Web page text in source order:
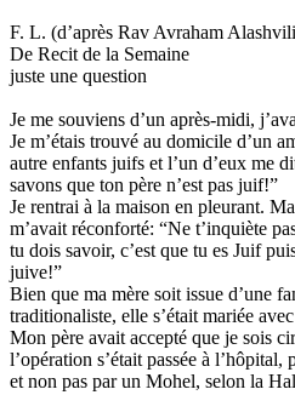
F. L. (d’après Rav Avraham
De Recit de la Semaine
juste une question
Je me souviens d’un après-midi,
Je m’étais trouvé au domicile d’un
autre enfants juifs et l’un d’eux me
savons que ton père n’est pas juif!”
Je rentrai à la maison en pleurant.
m’avait réconforté: “Ne t’inquiète
tu dois savoir, c’est que tu es Juif
juive!”
Bien que ma mère soit issue d’une
traditionaliste, elle s’était mariée
Mon père avait accepté que je sois
l’opération s’était passée à l’hôpital,
et non pas par un Mohel, selon la